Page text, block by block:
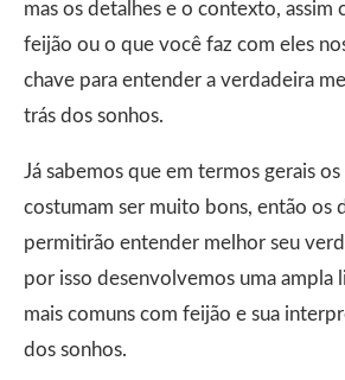
mas os detalhes e o contexto,
feijão ou o que você faz com eles
chave para entender a verdadeira
trás dos sonhos.
Já sabemos que em termos gerais os
costumam ser muito bons, então os
permitirão entender melhor seu
por isso desenvolvemos uma ampla
mais comuns com feijão e sua
dos sonhos.